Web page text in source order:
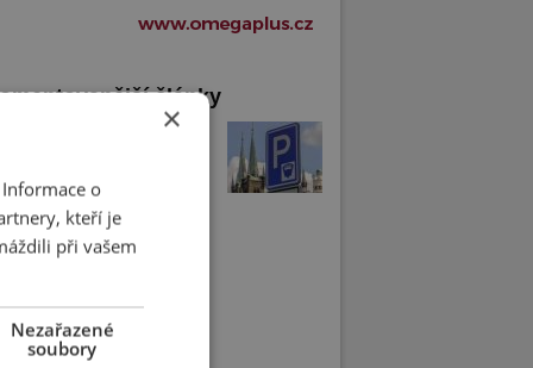
články
×
o
kteří je
při vašem
Nezařazené
soubory